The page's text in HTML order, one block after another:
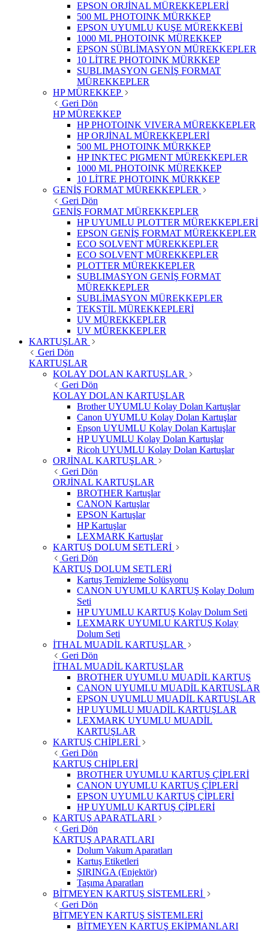
EPSON ORJİNAL MÜREKKEPLERİ
500 ML PHOTOINK MÜRKKEP
EPSON UYUMLU KUŞE MÜREKKEBİ
1000 ML PHOTOINK MÜREKKEP
EPSON SÜBLİMASYON MÜREKKEPLER
10 LİTRE PHOTOINK MÜRKKEP
SUBLIMASYON GENİŞ FORMAT
MÜREKKEPLER
HP MÜREKKEP
Geri Dön
HP MÜREKKEP
HP PHOTOINK VIVERA MÜREKKEPLER
HP ORJİNAL MÜREKKEPLERİ
500 ML PHOTOINK MÜRKKEP
HP INKTEC PIGMENT MÜREKKEPLER
1000 ML PHOTOINK MÜREKKEP
10 LİTRE PHOTOINK MÜRKKEP
GENİŞ FORMAT MÜREKKEPLER
Geri Dön
GENİŞ FORMAT MÜREKKEPLER
HP UYUMLU PLOTTER MÜREKKEPLERİ
EPSON GENİŞ FORMAT MÜREKKEPLER
ECO SOLVENT MÜREKKEPLER
ECO SOLVENT MÜREKKEPLER
PLOTTER MÜREKKEPLER
SUBLIMASYON GENİŞ FORMAT
MÜREKKEPLER
SUBLİMASYON MÜREKKEPLER
TEKSTİL MÜREKKEPLERİ
UV MÜREKKEPLER
UV MÜREKKEPLER
KARTUŞLAR
Geri Dön
KARTUŞLAR
KOLAY DOLAN KARTUŞLAR
Geri Dön
KOLAY DOLAN KARTUŞLAR
Brother UYUMLU Kolay Dolan Kartuşlar
Canon UYUMLU Kolay Dolan Kartuşlar
Epson UYUMLU Kolay Dolan Kartuşlar
HP UYUMLU Kolay Dolan Kartuşlar
Ricoh UYUMLU Kolay Dolan Kartuşlar
ORJİNAL KARTUŞLAR
Geri Dön
ORJİNAL KARTUŞLAR
BROTHER Kartuşlar
CANON Kartuşlar
EPSON Kartuşlar
HP Kartuşlar
LEXMARK Kartuşlar
KARTUŞ DOLUM SETLERİ
Geri Dön
KARTUŞ DOLUM SETLERİ
Kartuş Temizleme Solüsyonu
CANON UYUMLU KARTUŞ Kolay Dolum
Seti
HP UYUMLU KARTUŞ Kolay Dolum Seti
LEXMARK UYUMLU KARTUŞ Kolay
Dolum Seti
İTHAL MUADİL KARTUŞLAR
Geri Dön
İTHAL MUADİL KARTUŞLAR
BROTHER UYUMLU MUADİL KARTUŞ
CANON UYUMLU MUADİL KARTUŞLAR
EPSON UYUMLU MUADİL KARTUŞLAR
HP UYUMLU MUADİL KARTUŞLAR
LEXMARK UYUMLU MUADİL
KARTUŞLAR
KARTUŞ CHİPLERİ
Geri Dön
KARTUŞ CHİPLERİ
BROTHER UYUMLU KARTUŞ ÇİPLERİ
CANON UYUMLU KARTUŞ ÇİPLERİ
EPSON UYUMLU KARTUŞ ÇİPLERİ
HP UYUMLU KARTUŞ ÇİPLERİ
KARTUŞ APARATLARI
Geri Dön
KARTUŞ APARATLARI
Dolum Vakum Aparatları
Kartuş Etiketleri
ŞIRINGA (Enjektör)
Taşıma Aparatları
BİTMEYEN KARTUŞ SİSTEMLERİ
Geri Dön
BİTMEYEN KARTUŞ SİSTEMLERİ
BİTMEYEN KARTUŞ EKİPMANLARI